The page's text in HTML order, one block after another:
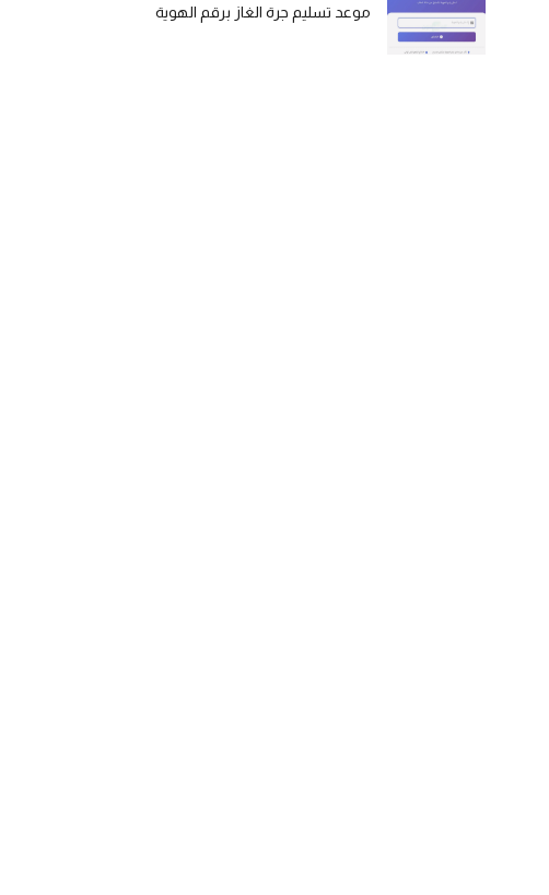
موعد تسليم جرة الغاز برقم الهوية